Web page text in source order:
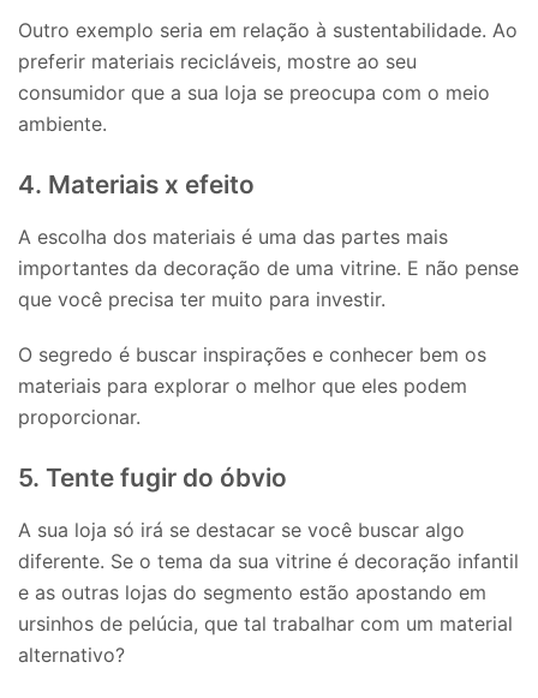
Outro exemplo seria em relação à sustentabilidade. Ao
preferir materiais recicláveis, mostre ao seu
consumidor que a sua loja se preocupa com o meio
ambiente.
4. Materiais x efeito
A escolha dos materiais é uma das partes mais
importantes da decoração de uma vitrine. E não pense
que você precisa ter muito para investir.
O segredo é buscar inspirações e conhecer bem os
materiais para explorar o melhor que eles podem
proporcionar.
5. Tente fugir do óbvio
A sua loja só irá se destacar se você buscar algo
diferente. Se o tema da sua vitrine é decoração infantil
e as outras lojas do segmento estão apostando em
ursinhos de pelúcia, que tal trabalhar com um material
alternativo?